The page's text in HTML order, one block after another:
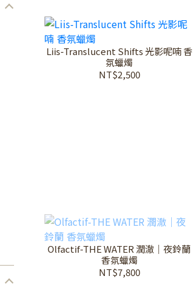
Liis-Translucent Shifts 光影呢喃 香
氛蠟燭
NT$2,500
Olfactif-THE WATER 潤澈｜夜鈴蘭
香氛蠟燭
NT$7,800